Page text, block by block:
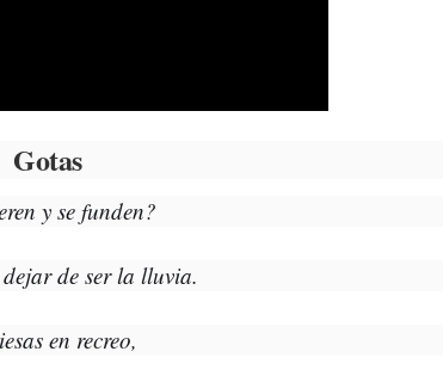
Gotas
y se funden?
de ser la lluvia.
en recreo,